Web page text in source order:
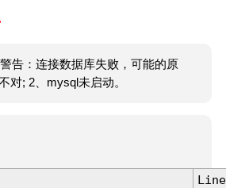
告：连接数据库失败，可能的原
对; 2、mysql未启动。
Line